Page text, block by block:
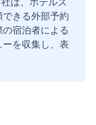
きる外部予約
宿泊者による
を収集し、表